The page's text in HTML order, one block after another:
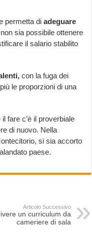
permetta diadeguare
sia possibile ottenere
il salario stabilito
con la fuga dei
le proporzioni di una
fare c’è il proverbiale
di nuovo. Nella
si sia accorto
paese.
Articolo Successivo
un curriculum da
cameriere di sala